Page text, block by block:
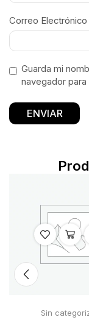
Correo Electrónico
Guarda mi
navegador
Sin